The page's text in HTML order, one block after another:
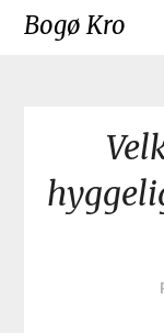
SkipBogø Kro